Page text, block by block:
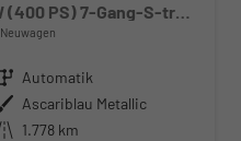
Sportback 2.5 TFSI 294 kW (400 PS) 7-Gang-S-tronic
Neuwagen
Getriebe Automatik
Außenfarbe Ascariblau Metallic
Kilometerstand 1.778 km